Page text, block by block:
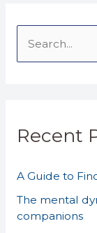
c
f
o
r
Recent
A Guide to
The mental
companions